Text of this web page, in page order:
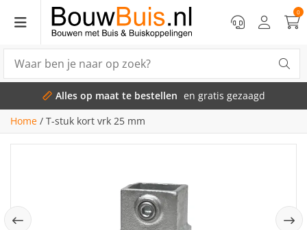
0
Alles op maat te bestellen en gratis gezaagd
Home / T-stuk kort vrk 25 mm